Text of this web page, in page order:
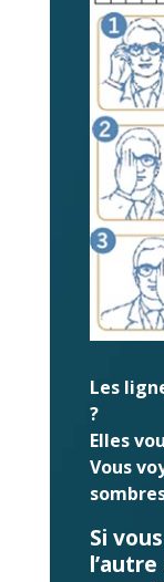
Les
?
Elles
Vous
Si